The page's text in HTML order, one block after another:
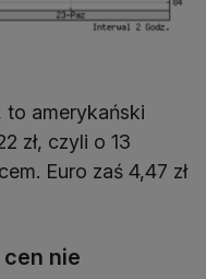
to amerykański
zł, czyli o 13
Euro zaś 4,47 zł
nie